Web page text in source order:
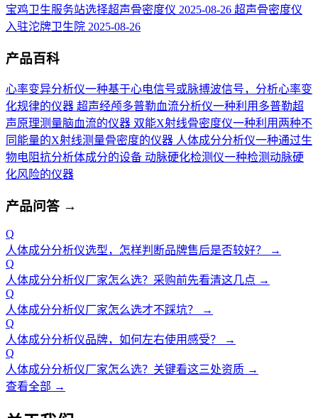
宝鸡卫生服务站选择超声骨密度仪 2025-08-26 超声骨密度仪
入驻沱牌卫生院 2025-08-26
产品百科
心率变异分析仪一种基于心电信号或脉搏波信号，分析心率变
化规律的仪器 超声经颅多普勒血流分析仪一种利用多普勒超
声原理测量脑血流的仪器 双能X射线骨密度仪一种利用两种不
同能量的X射线测量骨密度的仪器 人体成分分析仪一种通过生
物电阻抗分析体成分的设备 动脉硬化检测仪一种检测动脉硬
化风险的仪器
产品问答 →
Q
人体成分分析仪选型，怎样判断品牌售后是否较好？
→
Q
人体成分分析仪厂家怎么选？采购前先看清这几点 →
Q
人体成分分析仪厂家怎么选才不踩坑？
→
Q
人体成分分析仪品牌，如何左右使用感受？
→
Q
人体成分分析仪厂家怎么选？关键看这三处资质 →
查看全部 →